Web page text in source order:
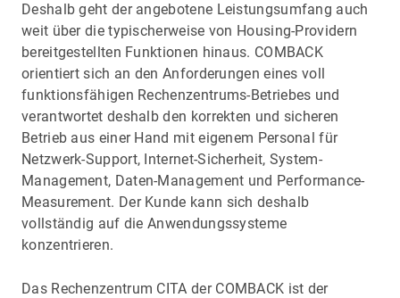
Deshalb geht der angebotene Leistungsumfang auch
weit über die typischerweise von Housing-Providern
bereitgestellten Funktionen hinaus. COMBACK
orientiert sich an den Anforderungen eines voll
funktionsfähigen Rechenzentrums-Betriebes und
verantwortet deshalb den korrekten und sicheren
Betrieb aus einer Hand mit eigenem Personal für
Netzwerk-Support, Internet-Sicherheit, System-
Management, Daten-Management und Performance-
Measurement. Der Kunde kann sich deshalb
vollständig auf die Anwendungssysteme
konzentrieren.
Das Rechenzentrum CITA der COMBACK ist der